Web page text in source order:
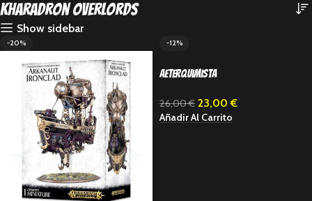
Kharadron Overlords
Show sidebar
-20% -12%
Aeterquimista
26,00€ 23,00€
Añadir Al Carrito